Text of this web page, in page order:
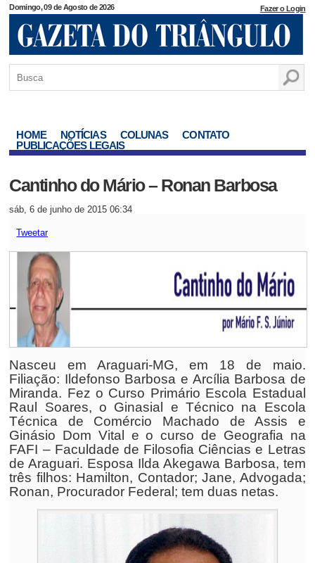
Domingo, 09 de Agosto de 2026 Fazer o Login
HOME NOTÍCIAS COLUNAS
CONTATO
PUBLICAÇÕES LEGAIS
Cantinho do Mário – Ronan Barbosa
sáb, 6 de junho de 2015 06:34
Tweetar
Nasceu em Araguari-MG, em 18 de maio.
Filiação: Ildefonso Barbosa e Arcília Barbosa de
Miranda. Fez o Curso Primário Escola Estadual
Raul Soares, o Ginasial e Técnico na Escola
Técnica de Comércio Machado de Assis e
Ginásio Dom Vital e o curso de Geografia na
FAFI – Faculdade de Filosofia Ciências e Letras
de Araguari. Esposa Ilda Akegawa Barbosa, tem
três filhos: Hamilton, Contador; Jane, Advogada;
Ronan, Procurador Federal; tem duas netas.